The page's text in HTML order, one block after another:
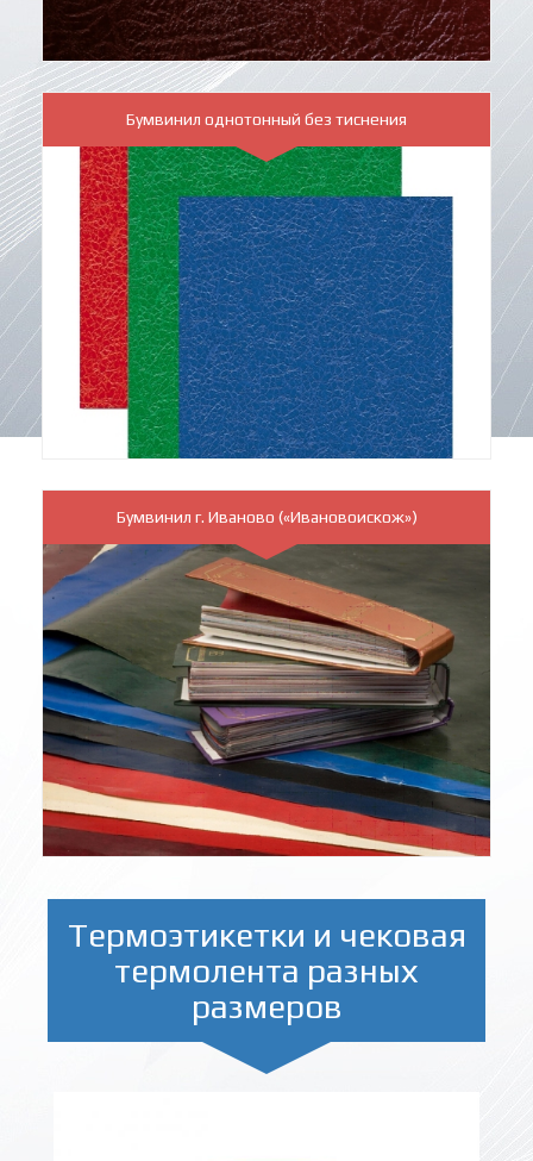
Бумвинил однотонный без тиснения
Бумвинил г. Иваново («Ивановоискож»)
Термоэтикетки и чековая
термолента разных
размеров